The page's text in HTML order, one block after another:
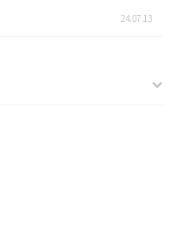
24.07.13